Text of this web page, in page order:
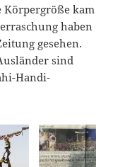
kam
haben
gesehen.
sind
Handi-